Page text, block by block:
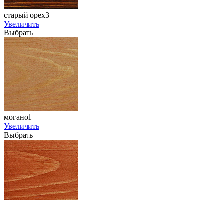
старый орех3
Увеличить
Выбрать
могано1
Увеличить
Выбрать